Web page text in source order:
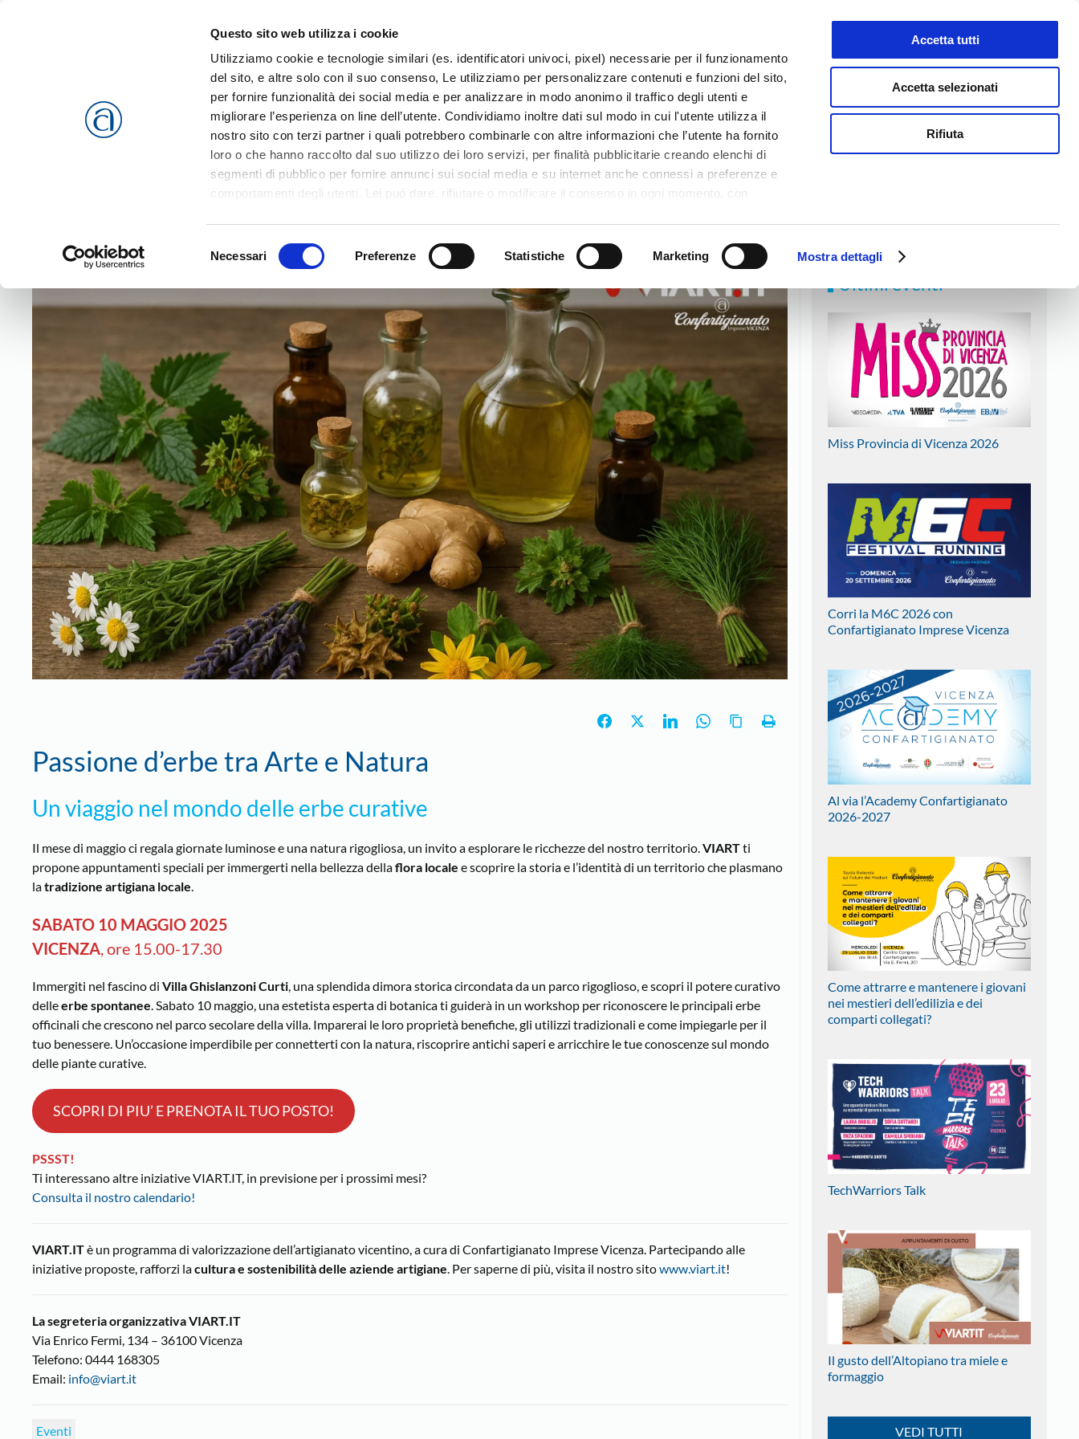
Questo sito web utilizza i cookie
Utilizziamo cookie e tecnologie similari (es. identificatori univoci, pixel) necessarie per il funzionamento
del sito, e altre solo con il suo consenso, Le utilizziamo per personalizzare contenuti e funzioni del sito,
per fornire funzionalità dei social media e per analizzare in modo anonimo il traffico degli utenti e
migliorare l’esperienza on line dell’utente. Condividiamo inoltre dati sul modo in cui l'utente utilizza il
nostro sito con terzi partner i quali potrebbero combinarle con altre informazioni che l’utente ha fornito
loro o che hanno raccolto dal suo utilizzo dei loro servizi, per finalità pubblicitarie creando elenchi di
segmenti di pubblico per fornire annunci sui social media e su internet anche connessi a preferenze e
comportamenti degli utenti. Lei può dare, rifiutare o modificare il consenso in ogni momento, con
cookies che vengono usati e sulla loro condivisione con i terzi partner può leggere la ns. Cookie Policy.
del
Necessari Preferenze Statistiche Marketing Mostra dettagli
Accetta tutti
Accetta selezionati
Rifiuta
CHI SIAMO SERVIZI TERRITORIO SISTEMI E MESTIERI PROGETTI NEWS CONTATTI
Passione d’erbe tra Arte e Natura
Un viaggio nel mondo delle erbe curative
Il mese di maggio ci regala giornate luminose e una natura rigogliosa, un invito a esplorare le ricchezze del nostro territorio. VIARTti
propone appuntamenti speciali per immergerti nella bellezza dellaflora locale e scoprire la storia e l’identità di un territorio che plasmano
latradizione artigiana locale
SABATO 10 MAGGIO 2025
VICENZA , ore 15.00-17.30
Immergiti nel fascino di Villa Ghislanzoni Curti , una splendida dimora storica circondata da un parco rigoglioso, e scopri il potere curativo
delleerbe spontanee . Sabato 10 maggio, una estetista esperta di botanica ti guiderà in un workshop per riconoscere le principali erbe
officinali che crescono nel parco secolare della villa. Imparerai le loro proprietà benefiche, gli utilizzi tradizionali e come impiegarle per il
tuo benessere. Un’occasione imperdibile per connetterti con la natura, riscoprire antichi saperi e arricchire le tue conoscenze sul mondo
delle piante curative.
SCOPRI DI PIU’ E PRENOTA IL TUO POSTO!
PSSST!
Ti interessano altre iniziative VIART.IT, in previsione per i prossimi mesi?
Consulta il nostro calendario!
VIART.ITè un programma di valorizzazione dell’artigianato vicentino, a cura di Confartigianato Imprese Vicenza. Partecipando alle
iniziative proposte, rafforzi lacultura e sostenibilità delle aziende artigiane . Per saperne di più, visita il nostro sitowww.viart.it!
La segreteria organizzativa VIART.IT
Via Enrico Fermi, 134 – 36100 Vicenza
Telefono: 0444 168305
Email: info@viart.it
Eventi
Ultimi eventi
Miss Provincia di Vicenza 2026
Corri la M6C 2026 con
Confartigianato Imprese Vicenza
Al via l’Academy Confartigianato
2026-2027
Come attrarre e mantenere i giovani
nei mestieri dell’edilizia e dei
comparti collegati?
TechWarriors Talk
Il gusto dell’Altopiano tra miele e
formaggio
VEDI TUTTI